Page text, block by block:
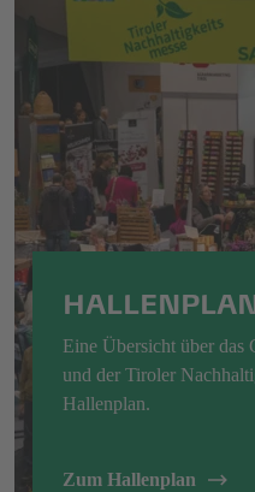
Eine Übersicht über das
und der Tiroler
Hallenplan.
Zum Hallenplan